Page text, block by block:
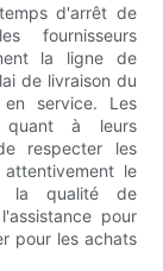
d'arrêt de
fournisseurs
la ligne de
de livraison du
service. Les
quant à leurs
respecter les
le
la qualité de
pour
pour les achats